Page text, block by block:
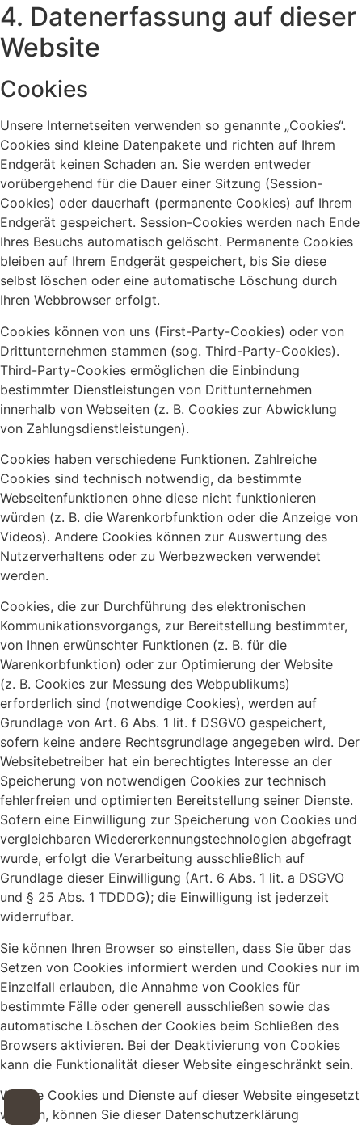
4. Datenerfassung auf dieser
Website
Cookies
Unsere Internetseiten verwenden so genannte „Cookies“.
Cookies sind kleine Datenpakete und richten auf Ihrem
Endgerät keinen Schaden an. Sie werden entweder
vorübergehend für die Dauer einer Sitzung (Session-
Cookies) oder dauerhaft (permanente Cookies) auf Ihrem
Endgerät gespeichert. Session-Cookies werden nach Ende
Ihres Besuchs automatisch gelöscht. Permanente Cookies
bleiben auf Ihrem Endgerät gespeichert, bis Sie diese
selbst löschen oder eine automatische Löschung durch
Ihren Webbrowser erfolgt.
Cookies können von uns (First-Party-Cookies) oder von
Drittunternehmen stammen (sog. Third-Party-Cookies).
Third-Party-Cookies ermöglichen die Einbindung
bestimmter Dienstleistungen von Drittunternehmen
innerhalb von Webseiten (z. B. Cookies zur Abwicklung
von Zahlungsdienstleistungen).
Cookies haben verschiedene Funktionen. Zahlreiche
Cookies sind technisch notwendig, da bestimmte
Webseitenfunktionen ohne diese nicht funktionieren
würden (z. B. die Warenkorbfunktion oder die Anzeige von
Videos). Andere Cookies können zur Auswertung des
Nutzerverhaltens oder zu Werbezwecken verwendet
werden.
Cookies, die zur Durchführung des elektronischen
Kommunikationsvorgangs, zur Bereitstellung bestimmter,
von Ihnen erwünschter Funktionen (z. B. für die
Warenkorbfunktion) oder zur Optimierung der Website
(z. B. Cookies zur Messung des Webpublikums)
erforderlich sind (notwendige Cookies), werden auf
Grundlage von Art. 6 Abs. 1 lit. f DSGVO gespeichert,
sofern keine andere Rechtsgrundlage angegeben wird. Der
Websitebetreiber hat ein berechtigtes Interesse an der
Speicherung von notwendigen Cookies zur technisch
fehlerfreien und optimierten Bereitstellung seiner Dienste.
Sofern eine Einwilligung zur Speicherung von Cookies und
vergleichbaren Wiedererkennungstechnologien abgefragt
wurde, erfolgt die Verarbeitung ausschließlich auf
Grundlage dieser Einwilligung (Art. 6 Abs. 1 lit. a DSGVO
und § 25 Abs. 1 TDDDG); die Einwilligung ist jederzeit
widerrufbar.
Sie können Ihren Browser so einstellen, dass Sie über das
Setzen von Cookies informiert werden und Cookies nur im
Einzelfall erlauben, die Annahme von Cookies für
bestimmte Fälle oder generell ausschließen sowie das
automatische Löschen der Cookies beim Schließen des
Browsers aktivieren. Bei der Deaktivierung von Cookies
kann die Funktionalität dieser Website eingeschränkt sein.
Welche Cookies und Dienste auf dieser Website eingesetzt
werden, können Sie dieser Datenschutzerklärung